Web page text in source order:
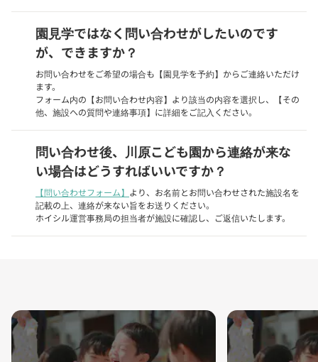
園見学ではなく問い合わせがしたいのです
が、できますか？
お問い合わせをご希望の場合も【園見学を予約】からご連絡いただけ
ます。
フォーム内の【お問い合わせ内容】より該当の内容を選択し、【その
他、施設への質問や連絡事項】に詳細をご記入ください。
問い合わせ後、川原こども園から連絡が来な
い場合はどうすればいいですか？
【問い合わせフォーム】 より、お名前とお問い合わせされた施設名を
記載の上、連絡が来ない旨をお送りください。
ホイシル運営事務局の担当者が施設に確認し、ご返信いたします。